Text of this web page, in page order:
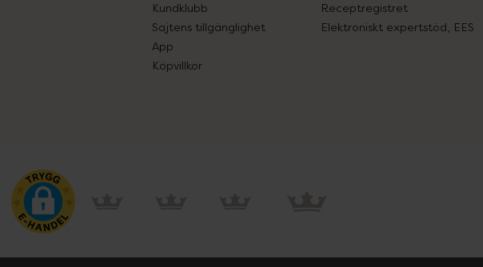
Kundklubb
Sajtens tillgänglighet
App
Köpvillkor
Receptregistret
Elektroniskt expertstöd, EES